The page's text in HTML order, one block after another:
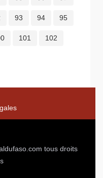
93 94 95
101 102
tous droits